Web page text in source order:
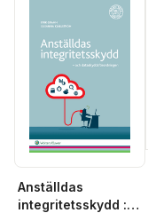
Anställdas
integritetsskydd :